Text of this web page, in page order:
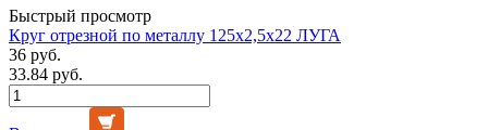
Быстрый просмотр
Круг отрезной по металлу 125х2,5х22 ЛУГА
36 руб.
33.84 руб.